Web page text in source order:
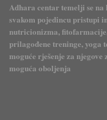
Adhara centar temelji se
svakom pojedincu pristupi
nutricionizma,
prilagođene treninge, yoga
moguće rješenje za
moguća oboljenja